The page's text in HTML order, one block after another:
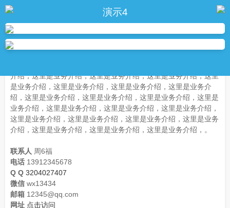
演示4
介绍，这里是业务介绍，这里是业务介绍，这里是业务介绍，这里
是业务介绍，这里是业务介绍，这里是业务介绍，这里是业务介
绍，这里是业务介绍，这里是业务介绍，这里是业务介绍，这里是
业务介绍，这里是业务介绍，这里是业务介绍，这里是业务介绍，
这里是业务介绍，这里是业务介绍，这里是业务介绍，这里是业务
介绍，这里是业务介绍，这里是业务介绍，这里是业务介绍，。
联系人 周6福
电话 13912345678
Q Q 3204027407
微信 wx13434
邮箱 12345@qq.com
网址 点击访问